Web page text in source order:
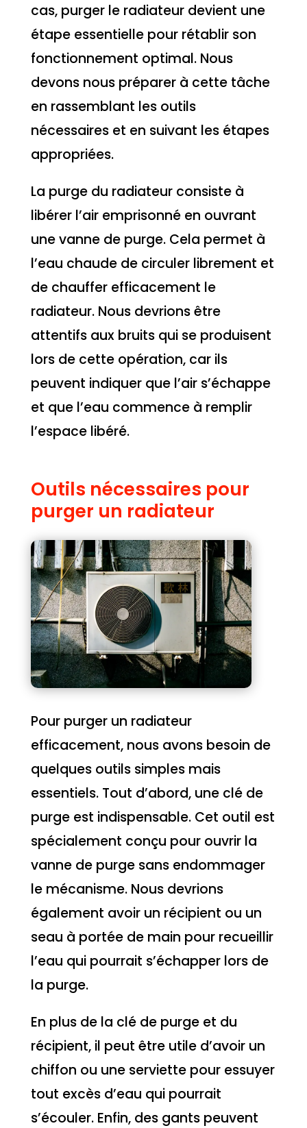
cas, purger le radiateur devient une
étape essentielle pour rétablir son
fonctionnement optimal. Nous
devons nous préparer à cette tâche
en rassemblant les outils
nécessaires et en suivant les étapes
appropriées.
La purge du radiateur consiste à
libérer l’air emprisonné en ouvrant
une vanne de purge. Cela permet à
l’eau chaude de circuler librement et
de chauffer efficacement le
radiateur. Nous devrions être
attentifs aux bruits qui se produisent
lors de cette opération, car ils
peuvent indiquer que l’air s’échappe
et que l’eau commence à remplir
l’espace libéré.
Outils nécessaires pour
purger un radiateur
Pour purger un radiateur
efficacement, nous avons besoin de
quelques outils simples mais
essentiels. Tout d’abord, une clé de
purge est indispensable. Cet outil est
spécialement conçu pour ouvrir la
vanne de purge sans endommager
le mécanisme. Nous devrions
également avoir un récipient ou un
seau à portée de main pour recueillir
l’eau qui pourrait s’échapper lors de
la purge.
En plus de la clé de purge et du
récipient, il peut être utile d’avoir un
chiffon ou une serviette pour essuyer
tout excès d’eau qui pourrait
s’écouler. Enfin, des gants peuvent